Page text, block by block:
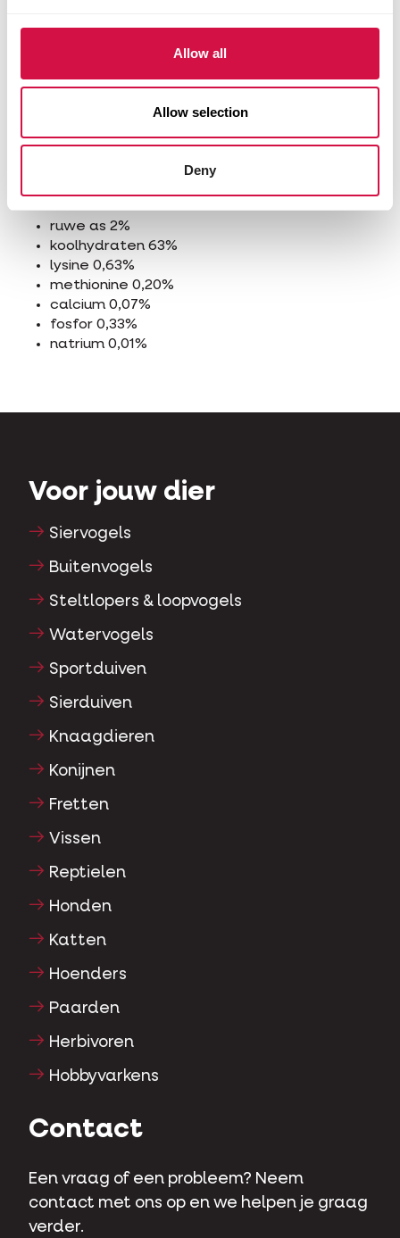
Allow all
Allow selection
Deny
rode dari 7%
boekweit 1%
zwart koolzaad 1%
Analytische bestanddelen
ruwe as 2%
koolhydraten 63%
lysine 0,63%
methionine 0,20%
calcium 0,07%
fosfor 0,33%
natrium 0,01%
Voor jouw dier
Siervogels
Buitenvogels
Steltlopers & loopvogels
Watervogels
Sportduiven
Sierduiven
Knaagdieren
Konijnen
Fretten
Vissen
Reptielen
Honden
Katten
Hoenders
Paarden
Herbivoren
Hobbyvarkens
Contact
Een vraag of een probleem? Neem
contact met ons op en we helpen je graag
verder.